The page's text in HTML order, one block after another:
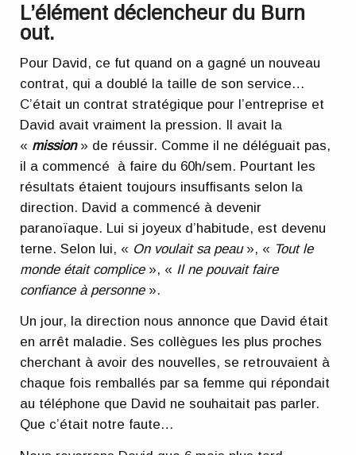
L’élément déclencheur du Burn
out.
Pour David, ce fut quand on a gagné un nouveau
contrat, qui a doublé la taille de son service…
C’était un contrat stratégique pour l’entreprise et
David avait vraiment la pression. Il avait la
« mission» de réussir. Comme il ne déléguait pas,
il a commencé à faire du 60h/sem. Pourtant les
résultats étaient toujours insuffisants selon la
direction. David a commencé à devenir
paranoïaque. Lui si joyeux d’habitude, est devenu
terne. Selon lui, « On voulait sa peau», « Tout le
monde était complice», « Il ne pouvait faire
confiance à personne».
Un jour, la direction nous annonce que David était
en arrêt maladie. Ses collègues les plus proches
cherchant à avoir des nouvelles, se retrouvaient à
chaque fois remballés par sa femme qui répondait
au téléphone que David ne souhaitait pas parler.
Que c’était notre faute…